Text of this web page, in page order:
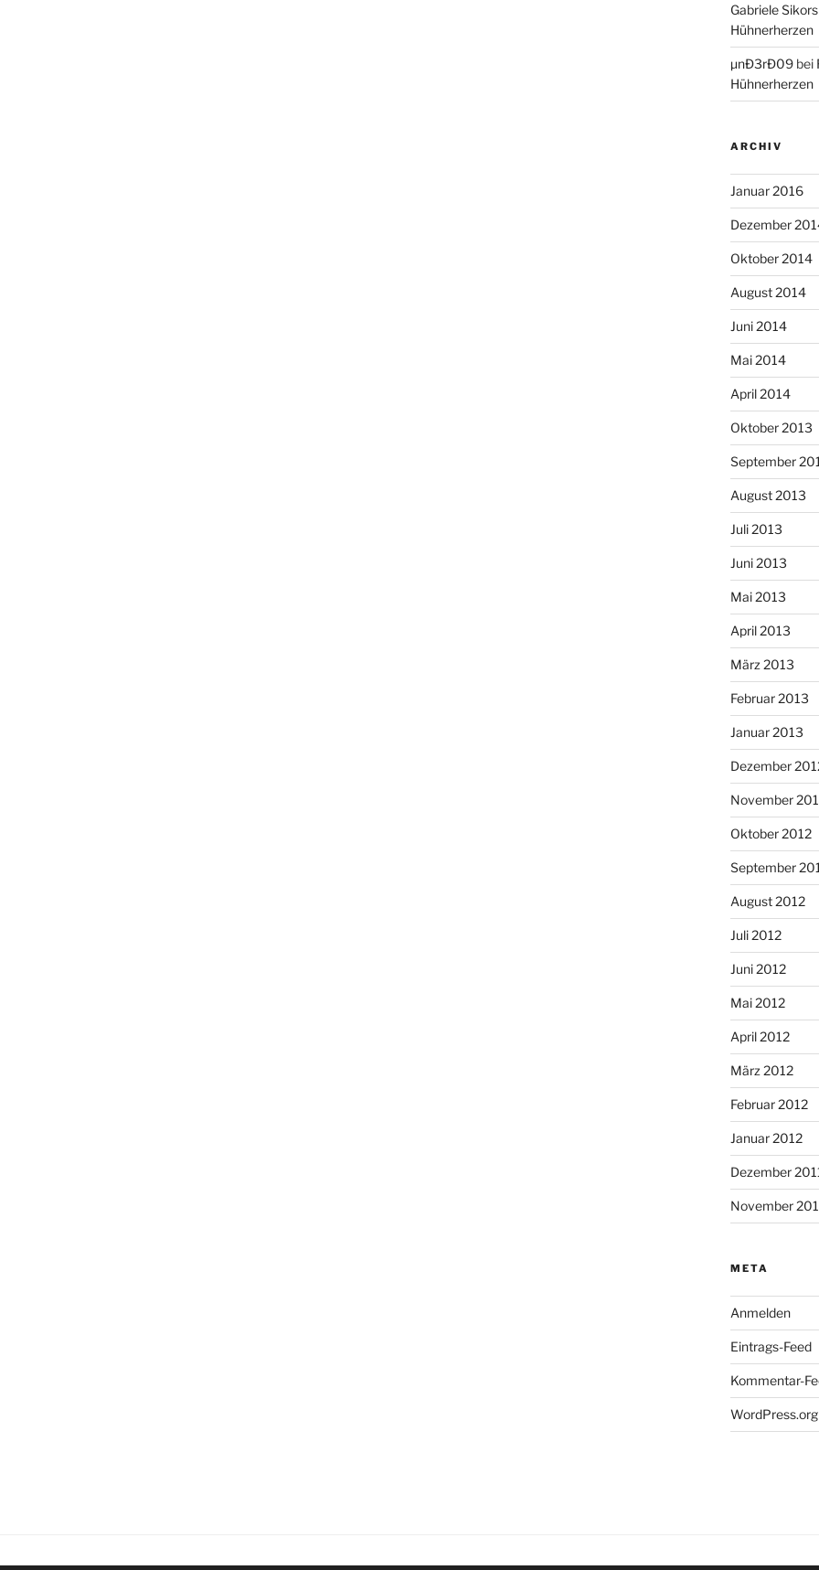
Gabriele
Hühnerherzen
µnÐ3rÐ09bei
Hühnerherzen
ARCHIV
Januar 2016
Dezember
Oktober 2014
August 2014
Juni 2014
Mai 2014
April 2014
Oktober 2013
September
August 2013
Juli 2013
Juni 2013
Mai 2013
April 2013
März 2013
Februar 2013
Januar 2013
Dezember
November
Oktober 2012
September
August 2012
Juli 2012
Juni 2012
Mai 2012
April 2012
März 2012
Februar 2012
Januar 2012
Dezember
November
META
Anmelden
Eintrags-Feed
Kommentar-
WordPress.org